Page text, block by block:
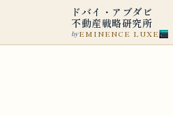
ドバイ・アブダビ
不動産戦略研究所
byEMINENCE LUXE